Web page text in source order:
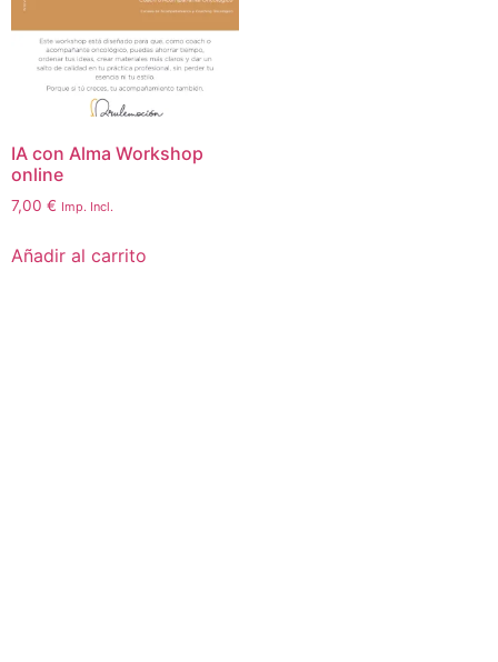
IA con Alma Workshop
online
7,00 € Imp. Incl.
Añadir al carrito